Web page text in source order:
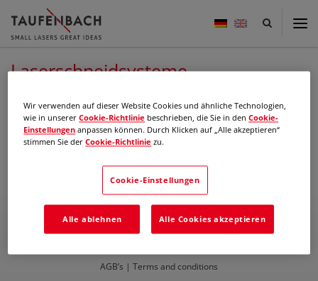
great
Laserschneidsysteme
Laserschneidsystem TD020ck
Ultrakompakte Laserschneidsysteme
Impressum | Imprint
AGB’s | Terms and conditions
Wir verwenden auf dieser Website Cookies und ähnliche Technologien,
wie in unsererCookie-Richtlinie beschrieben, die Sie in denCookie-
Einstellungen anpassen können. Durch Klicken auf „Alle akzeptieren“
stimmen Sie derCookie-Richtlinie zu.
Cookie-Einstellungen
Alle ablehnen Alle Cookies akzeptieren